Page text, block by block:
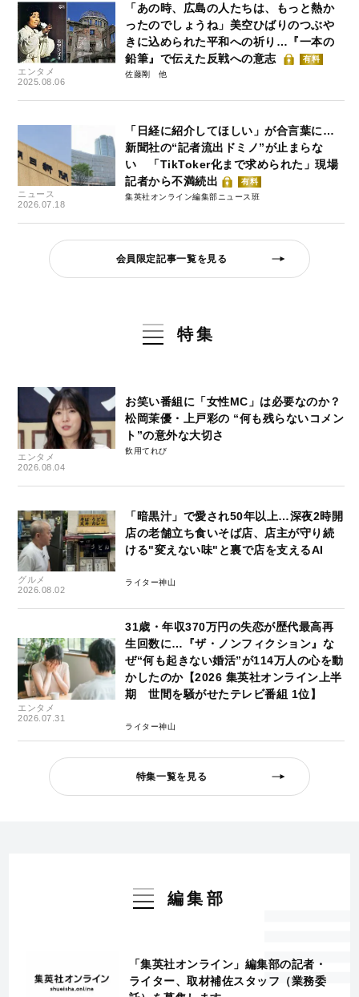
エンタメ
2025.08.06
「あの時、広島の人たちは、もっと熱か
ったのでしょうね」美空ひばりのつぶや
きに込められた平和への祈り…『一本の
鉛筆』で伝えた反戦への意志
有料
佐藤剛
ニュース
2026.07.18
「日経に紹介してほしい」が合言葉に…
新聞社の“記者流出ドミノ”が止まらな
い 「TikToker化まで求められた」現場
記者から不満続出
有料
集英社オンライン編集部ニュース班
会員限定記事一覧を見る
特集
エンタメ
2026.08.04
お笑い番組に「女性MC」は必要なのか？
松岡茉優・上戸彩の “何も残らないコメン
ト”の意外な大切さ
飲用てれび
グルメ
2026.08.02
「暗黒汁」で愛され50年以上…深夜2時開
店の老舗立ち食いそば店、店主が守り続
ける"変えない味"と裏で店を支えるAI
ライター神山
エンタメ
2026.07.31
31歳・年収370万円の失恋が歴代最高再
生回数に…『ザ・ノンフィクション』な
ぜ“何も起きない婚活”が114万人の心を動
かしたのか【2026 集英社オンライン上半
期 世間を騒がせたテレビ番組 1位】
ライター神山
特集一覧を見る
編集部
「集英社オンライン」編集部の記者・
ライター、取材補佐スタッフ（業務委